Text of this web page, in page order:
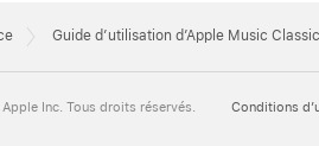
Guide d’utilisation d’Apple Music
Inc. Tous droits réservés. Conditions